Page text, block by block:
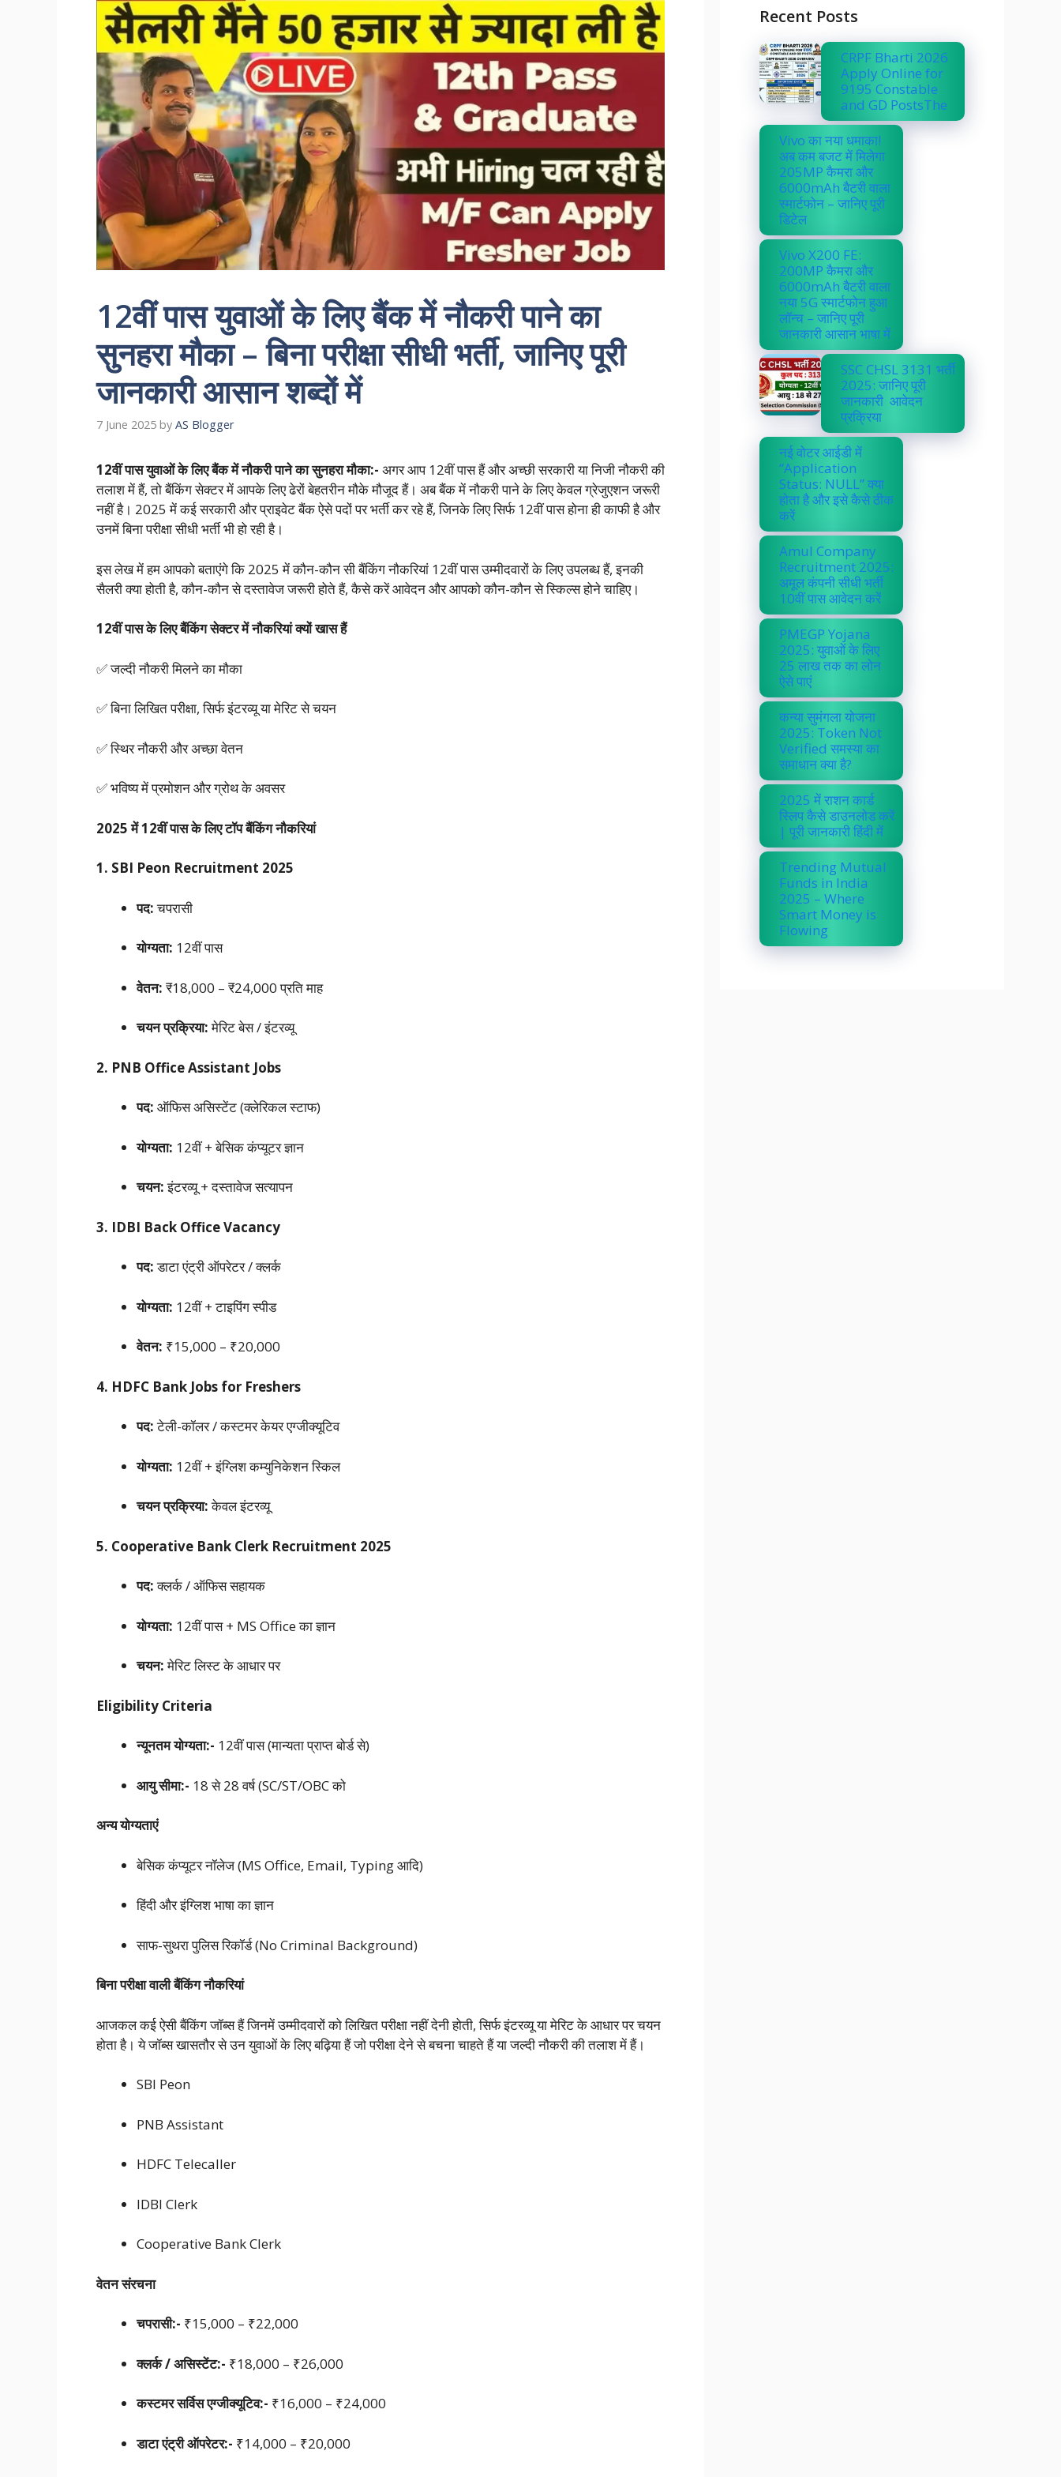
12वीं पास युवाओं के लिए बैंक में नौकरी पाने का
सुनहरा मौका – बिना परीक्षा सीधी भर्ती, जानिए पूरी
जानकारी आसान शब्दों में
7 June 2025 by AS Blogger
12वीं पास युवाओं के लिए बैंक में नौकरी पाने का सुनहरा मौका:- अगर आप 12वीं पास हैं और अच्छी सरकारी या निजी नौकरी की
तलाश में हैं, तो बैंकिंग सेक्टर में आपके लिए ढेरों बेहतरीन मौके मौजूद हैं। अब बैंक में नौकरी पाने के लिए केवल ग्रेजुएशन जरूरी
नहीं है। 2025 में कई सरकारी और प्राइवेट बैंक ऐसे पदों पर भर्ती कर रहे हैं, जिनके लिए सिर्फ 12वीं पास होना ही काफी है और
उनमें बिना परीक्षा सीधी भर्ती भी हो रही है।
इस लेख में हम आपको बताएंगे कि 2025 में कौन-कौन सी बैंकिंग नौकरियां 12वीं पास उम्मीदवारों के लिए उपलब्ध हैं, इनकी
सैलरी क्या होती है, कौन-कौन से दस्तावेज जरूरी होते हैं, कैसे करें आवेदन और आपको कौन-कौन से स्किल्स होने चाहिए।
12वीं पास के लिए बैंकिंग सेक्टर में नौकरियां क्यों खास हैं
✅ जल्दी नौकरी मिलने का मौका
✅ बिना लिखित परीक्षा, सिर्फ इंटरव्यू या मेरिट से चयन
✅ स्थिर नौकरी और अच्छा वेतन
✅ भविष्य में प्रमोशन और ग्रोथ के अवसर
2025 में 12वीं पास के लिए टॉप बैंकिंग नौकरियां
1. SBI Peon Recruitment 2025
पद:चपरासी
योग्यता: 12वीं पास
वेतन: ₹18,000 – ₹24,000 प्रति माह
चयन प्रक्रिया:मेरिट बेस / इंटरव्यू
2. PNB Office Assistant Jobs
पद: ऑफिस असिस्टेंट (क्लेरिकल स्टाफ)
योग्यता: 12वीं + बेसिक कंप्यूटर ज्ञान
चयन:इंटरव्यू + दस्तावेज सत्यापन
3. IDBI Back Office Vacancy
पद:डाटा एंट्री ऑपरेटर / क्लर्क
योग्यता: 12वीं + टाइपिंग स्पीड
वेतन: ₹15,000 – ₹20,000
4. HDFC Bank Jobs for Freshers
पद:टेली-कॉलर / कस्टमर केयर एग्जीक्यूटिव
योग्यता: 12वीं + इंग्लिश कम्युनिकेशन स्किल
चयन प्रक्रिया:केवल इंटरव्यू
5. Cooperative Bank Clerk Recruitment 2025
पद:क्लर्क / ऑफिस सहायक
योग्यता: 12वीं पास + MS Office का ज्ञान
चयन:मेरिट लिस्ट के आधार पर
Eligibility Criteria
न्यूनतम योग्यता:- 12वीं पास (मान्यता प्राप्त बोर्ड से)
आयु सीमा:- 18 से 28 वर्ष (SC/ST/OBC को
अन्य योग्यताएं
बेसिक कंप्यूटर नॉलेज (MS Office, Email, Typing आदि)
हिंदी और इंग्लिश भाषा का ज्ञान
साफ-सुथरा पुलिस रिकॉर्ड (No Criminal Background)
बिना परीक्षा वाली बैंकिंग नौकरियां
आजकल कई ऐसी बैंकिंग जॉब्स हैं जिनमें उम्मीदवारों को लिखित परीक्षा नहीं देनी होती, सिर्फ इंटरव्यू या मेरिट के आधार पर चयन
होता है। ये जॉब्स खासतौर से उन युवाओं के लिए बढ़िया हैं जो परीक्षा देने से बचना चाहते हैं या जल्दी नौकरी की तलाश में हैं।
SBI Peon
PNB Assistant
HDFC Telecaller
IDBI Clerk
Cooperative Bank Clerk
वेतन संरचना
चपरासी:- ₹15,000 – ₹22,000
क्लर्क / असिस्टेंट:- ₹18,000 – ₹26,000
कस्टमर सर्विस एग्जीक्यूटिव:- ₹16,000 – ₹24,000
डाटा एंट्री ऑपरेटर:- ₹14,000 – ₹20,000
Recent Posts
CRPF Bharti 2026
Apply Online for
9195 Constable
and GD PostsThe
Vivo का नया धमाका!
अब कम बजट में मिलेगा
205MP कैमरा और
6000mAh बैटरी वाला
स्मार्टफोन – जानिए पूरी
डिटेल
Vivo X200 FE:
200MP कैमरा और
6000mAh बैटरी वाला
नया 5G स्मार्टफोन हुआ
लॉन्च – जानिए पूरी
जानकारी आसान भाषा में
SSC CHSL 3131 भर्ती
2025: जानिए पूरी
जानकारी आवेदन
प्रक्रिया
नई वोटर आईडी में
“Application
Status: NULL” क्या
होता है और इसे कैसे ठीक
करें
Amul Company
Recruitment 2025:
अमूल कंपनी सीधी भर्ती
10वीं पास आवेदन करें
PMEGP Yojana
2025: युवाओं के लिए
25 लाख तक का लोन
ऐसे पाएं
कन्या सुमंगला योजना
2025: Token Not
Verified समस्या का
समाधान क्या है?
2025 में राशन कार्ड
स्लिप कैसे डाउनलोड करें
| पूरी जानकारी हिंदी में
Trending Mutual
Funds in India
2025 – Where
Smart Money is
Flowing